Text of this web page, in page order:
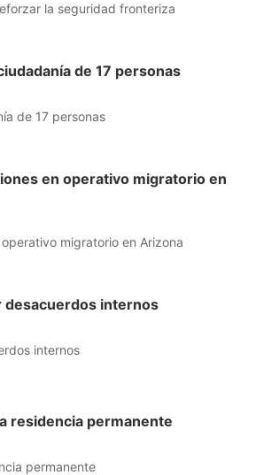
la seguridad fronteriza
de 17 personas
de 17 personas
en operativo migratorio en
migratorio en Arizona
desacuerdos internos
internos
residencia permanente
permanente